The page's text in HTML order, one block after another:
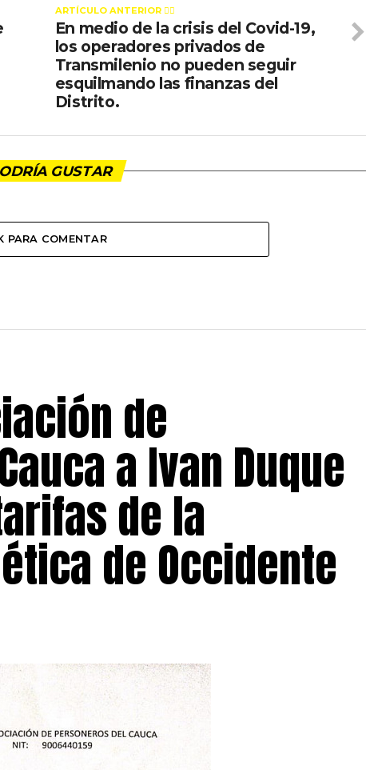
ARTÍCULO ANTERIOR 👉🏻
En medio de la crisis del Covid-19,
los operadores privados de
Transmilenio no pueden seguir
esquilmando las finanzas del
Distrito.
GUSTAR
PARA COMENTAR
de
a Ivan Duque
de la
de Occidente